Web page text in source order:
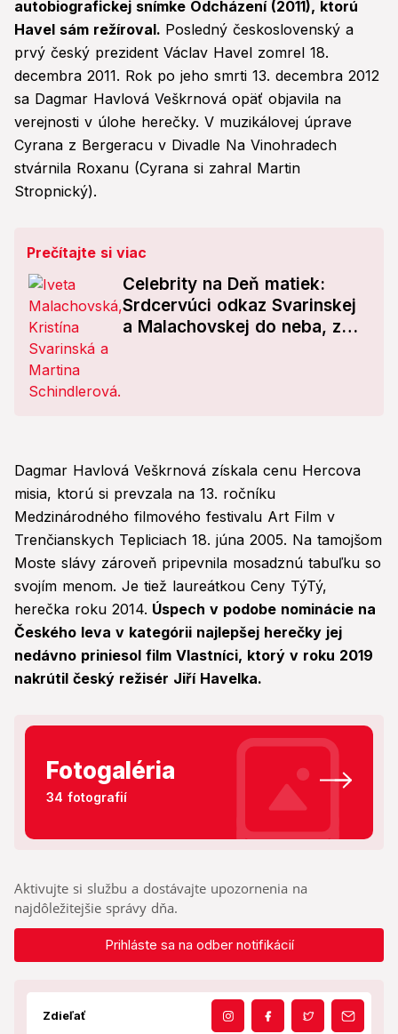
autobiografickej snímke Odcházení (2011), ktorú
Havel sám režíroval. Posledný československý a
prvý český prezident Václav Havel zomrel 18.
decembra 2011. Rok po jeho smrti 13. decembra 2012
sa Dagmar Havlová Veškrnová opäť objavila na
verejnosti v úlohe herečky. V muzikálovej úprave
Cyrana z Bergeracu v Divadle Na Vinohradech
stvárnila Roxanu (Cyrana si zahral Martin
Stropnický).
Prečítajte si viac
Celebrity na Deň matiek:
Srdcervúci odkaz Svarinskej
a Malachovskej do neba, z
Dagmar Havlová Veškrnová získala cenu Hercova
misia, ktorú si prevzala na 13. ročníku
Medzinárodného filmového festivalu Art Film v
Trenčianskych Tepliciach 18. júna 2005. Na tamojšom
Moste slávy zároveň pripevnila mosadznú tabuľku so
svojím menom. Je tiež laureátkou Ceny TýTý,
herečka roku 2014. Úspech v podobe nominácie na
Českého leva v kategórii najlepšej herečky jej
nedávno priniesol film Vlastníci, ktorý v roku 2019
nakrútil český režisér Jiří Havelka.
Fotogaléria
34 fotografií
Aktivujte si službu a dostávajte upozornenia na
najdôležitejšie správy dňa.
Prihláste sa na odber notifikácií
Zdieľať